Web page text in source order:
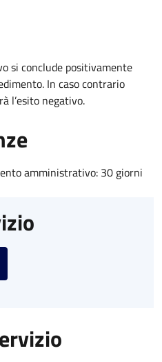
si conclude positivamente
In caso contrario
l’esito negativo.
amministrativo: 30 giorni